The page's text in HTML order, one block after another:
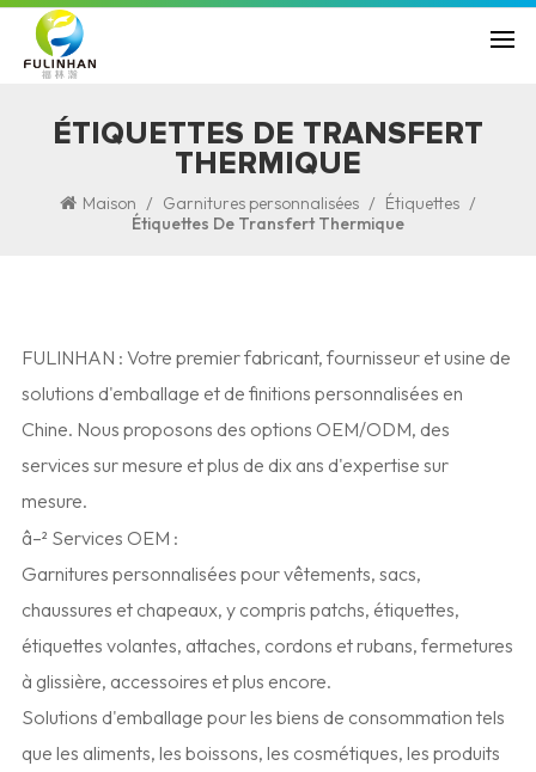
ÉTIQUETTES DE TRANSFERT
THERMIQUE
Maison / Garnitures personnalisées / Étiquettes /
Étiquettes De Transfert Thermique
FULINHAN : Votre premier fabricant, fournisseur et usine de
solutions d'emballage et de finitions personnalisées en
Chine. Nous proposons des options OEM/ODM, des
services sur mesure et plus de dix ans d'expertise sur
mesure.
â–² Services OEM :
Garnitures personnalisées pour vêtements, sacs,
chaussures et chapeaux, y compris patchs, étiquettes,
étiquettes volantes, attaches, cordons et rubans, fermetures
à glissière, accessoires et plus encore.
Solutions d'emballage pour les biens de consommation tels
que les aliments, les boissons, les cosmétiques, les produits